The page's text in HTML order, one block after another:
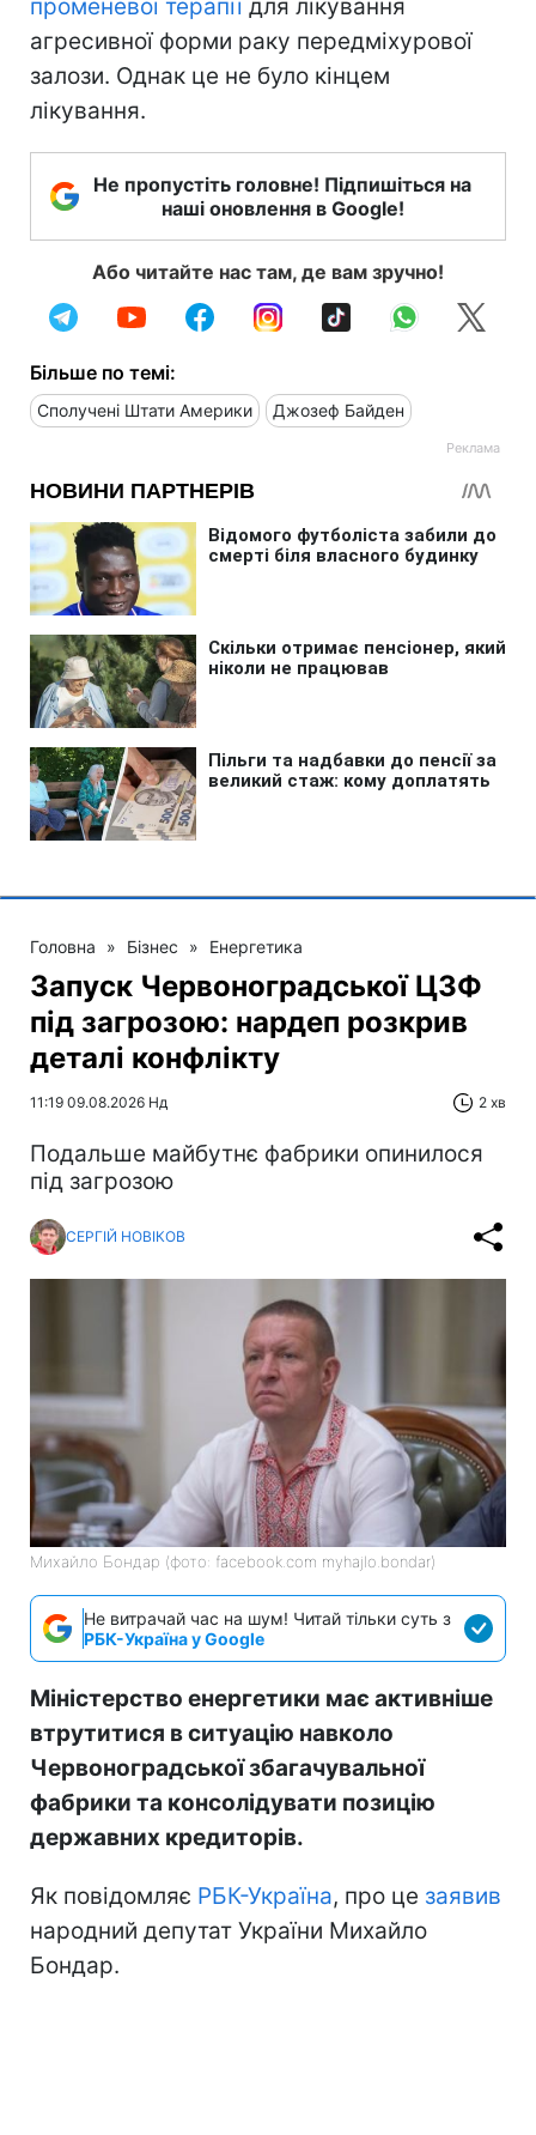
променевої терапії для лікування
агресивної форми раку передміхурової
залози. Однак це не було кінцем
лікування.
Не пропустіть головне! Підпишіться на
наші оновлення в Google!
Або читайте нас там, де вам зручно!
Більше по темі:
Сполучені Штати Америки Джозеф Байден
Головна » Бізнес » Енергетика
Запуск Червоноградської ЦЗФ
під загрозою: нардеп розкрив
деталі конфлікту
11:19 09.08.2026 Нд 2 хв
Подальше майбутнє фабрики опинилося
під загрозою
СЕРГІЙ НОВІКОВ
Михайло Бондар (фото: facebook.com myhajlo.bondar)
Не витрачай час на шум! Читай тільки суть з
РБК-Україна у Google
Міністерство енергетики має активніше
втрутитися в ситуацію навколо
Червоноградської збагачувальної
фабрики та консолідувати позицію
державних кредиторів.
Як повідомляє РБК-Україна, про це заявив
народний депутат України Михайло
Бондар.